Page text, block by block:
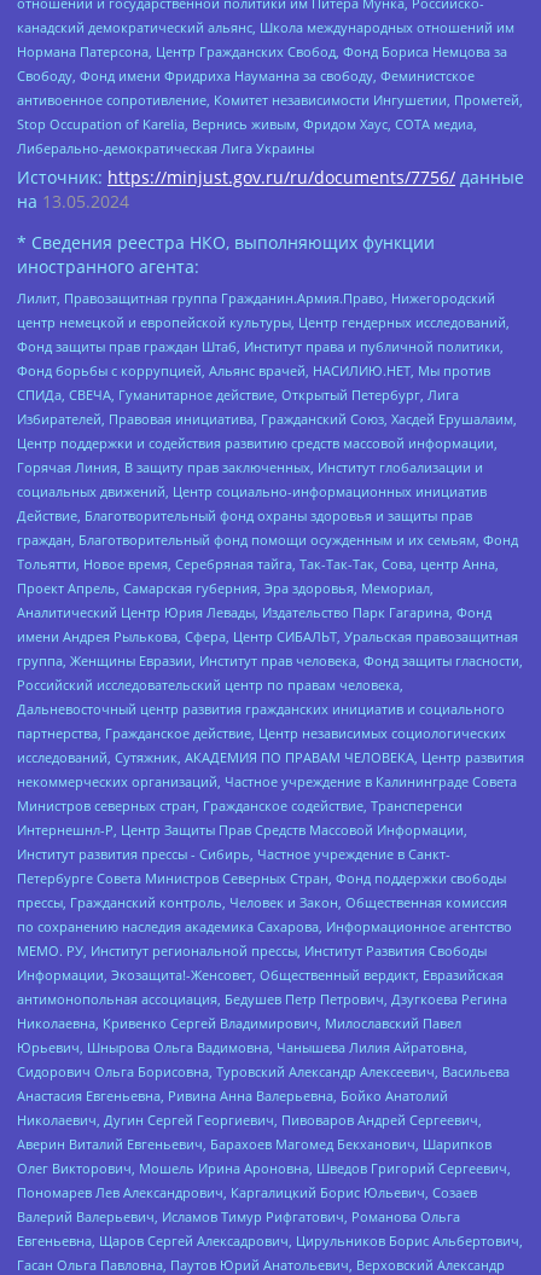
канадский демократический альянс, Школа международных отношений им
Нормана Патерсона, Центр Гражданских Свобод, Фонд Бориса Немцова за
Свободу, Фонд имени Фридриха Науманна за свободу, Феминистское
антивоенное сопротивление, Комитет независимости Ингушетии, Прометей,
Stop Occupation of Karelia, Вернись живым, Фридом Хаус, СОТА медиа,
Либерально-демократическая Лига Украины
Источник: https://minjust.gov.ru/ru/documents/7756/ данные
на 13.05.2024
* Сведения реестра НКО, выполняющих функции
иностранного агента:
Лилит, Правозащитная группа Гражданин.Армия.Право, Нижегородский
центр немецкой и европейской культуры, Центр гендерных исследований,
Фонд защиты прав граждан Штаб, Институт права и публичной политики,
Фонд борьбы с коррупцией, Альянс врачей, НАСИЛИЮ.НЕТ, Мы против
СПИДа, СВЕЧА, Гуманитарное действие, Открытый Петербург, Лига
Избирателей, Правовая инициатива, Гражданский Союз, Хасдей Ерушалаим,
Центр поддержки и содействия развитию средств массовой информации,
Горячая Линия, В защиту прав заключенных, Институт глобализации и
социальных движений, Центр социально-информационных инициатив
Действие, Благотворительный фонд охраны здоровья и защиты прав
граждан, Благотворительный фонд помощи осужденным и их семьям, Фонд
Тольятти, Новое время, Серебряная тайга, Так-Так-Так, Сова, центр Анна,
Проект Апрель, Самарская губерния, Эра здоровья, Мемориал,
Аналитический Центр Юрия Левады, Издательство Парк Гагарина, Фонд
имени Андрея Рылькова, Сфера, Центр СИБАЛЬТ, Уральская правозащитная
группа, Женщины Евразии, Институт прав человека, Фонд защиты гласности,
Российский исследовательский центр по правам человека,
Дальневосточный центр развития гражданских инициатив и социального
партнерства, Гражданское действие, Центр независимых социологических
исследований, Сутяжник, АКАДЕМИЯ ПО ПРАВАМ ЧЕЛОВЕКА, Центр развития
некоммерческих организаций, Частное учреждение в Калининграде Совета
Министров северных стран, Гражданское содействие, Трансперенси
Интернешнл-Р, Центр Защиты Прав Средств Массовой Информации,
Институт развития прессы - Сибирь, Частное учреждение в Санкт-
Петербурге Совета Министров Северных Стран, Фонд поддержки свободы
прессы, Гражданский контроль, Человек и Закон, Общественная комиссия
по сохранению наследия академика Сахарова, Информационное агентство
МЕМО. РУ, Институт региональной прессы, Институт Развития Свободы
Информации, Экозащита!-Женсовет, Общественный вердикт, Евразийская
антимонопольная ассоциация, Бедушев Петр Петрович, Дзугкоева Регина
Николаевна, Кривенко Сергей Владимирович, Милославский Павел
Юрьевич, Шнырова Ольга Вадимовна, Чанышева Лилия Айратовна,
Сидорович Ольга Борисовна, Туровский Александр Алексеевич, Васильева
Анастасия Евгеньевна, Ривина Анна Валерьевна, Бойко Анатолий
Николаевич, Дугин Сергей Георгиевич, Пивоваров Андрей Сергеевич,
Аверин Виталий Евгеньевич, Барахоев Магомед Бекханович, Шарипков
Олег Викторович, Мошель Ирина Ароновна, Шведов Григорий Сергеевич,
Пономарев Лев Александрович, Каргалицкий Борис Юльевич, Созаев
Валерий Валерьевич, Исламов Тимур Рифгатович, Романова Ольга
Евгеньевна, Щаров Сергей Алексадрович, Цирульников Борис Альбертович,
Гасан Ольга Павловна, Паутов Юрий Анатольевич, Верховский Александр